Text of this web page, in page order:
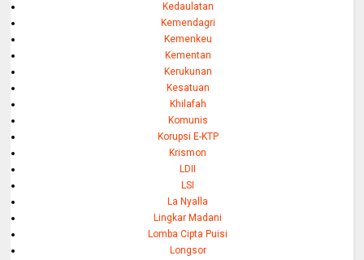
Kedaulatan
Kemendagri
Kemenkeu
Kementan
Kerukunan
Kesatuan
Khilafah
Komunis
Korupsi E-KTP
Krismon
LDII
LSI
La Nyalla
Lingkar Madani
Lomba Cipta Puisi
Longsor